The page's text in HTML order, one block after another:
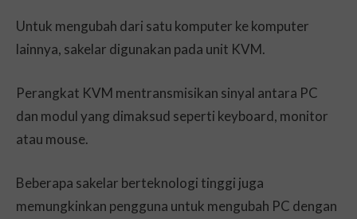
Untuk mengubah dari satu komputer ke komputer
lainnya, sakelar digunakan pada unit KVM.
Perangkat KVM mentransmisikan sinyal antara PC
dan modul yang dimaksud seperti keyboard, monitor
atau mouse.
Beberapa sakelar berteknologi tinggi juga
memungkinkan pengguna untuk mengubah PC dengan